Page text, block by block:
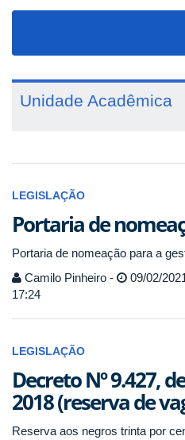
Unidade Acadêmica
LEGISLAÇÃO
Portaria de
Portaria de nomeação para a
Camilo Pinheiro -
09/02/
17:24
LEGISLAÇÃO
Decreto Nº 9.427,
2018 (reserva de
Reserva aos negros trinta por